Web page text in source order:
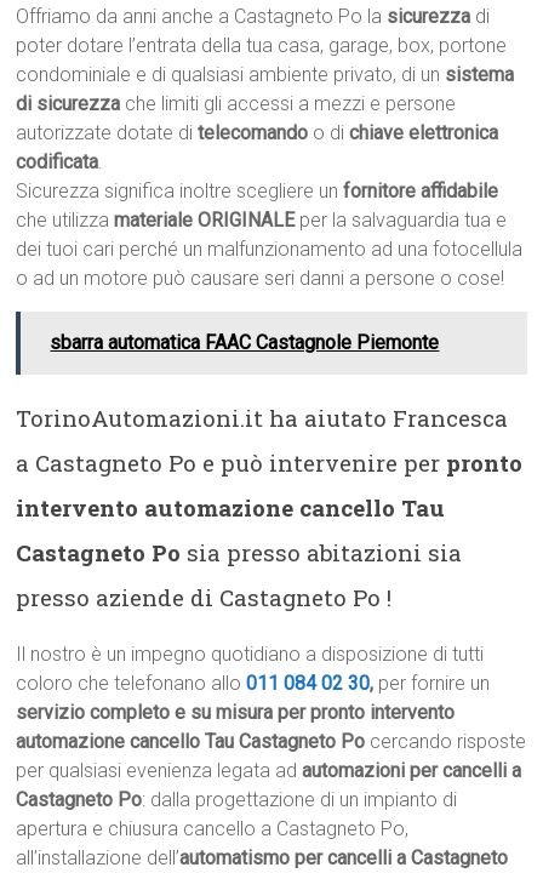
Offriamo da anni anche a Castagneto Po la sicurezza di
poter dotare l’entrata della tua casa, garage, box, portone
condominiale e di qualsiasi ambiente privato, di un sistema
di sicurezza che limiti gli accessi a mezzi e persone
autorizzate dotate ditelecomando o dichiave elettronica
codificata.
Sicurezza significa inoltre scegliere unfornitore affidabile
che utilizza materiale ORIGINALEper la salvaguardia tua e
dei tuoi cari perché un malfunzionamento ad una fotocellula
o ad un motore può causare seri danni a persone o cose!
sbarra automatica FAAC Castagnole Piemonte
TorinoAutomazioni.it ha aiutato Francesca
a Castagneto Po e può intervenire per pronto
intervento automazione cancello Tau
Castagneto Po sia presso abitazioni sia
presso aziende di Castagneto Po !
Il nostro è un impegno quotidiano a disposizione di tutti
coloro che telefonano allo011 084 02 30, per fornire un
servizio completo e su misura per pronto intervento
automazione cancello Tau Castagneto Po cercando risposte
per qualsiasi evenienza legata adautomazioni per cancelli a
Castagneto Po: dalla progettazione di un impianto di
apertura e chiusura cancello a Castagneto Po,
all’installazione dell’automatismo per cancelli a Castagneto